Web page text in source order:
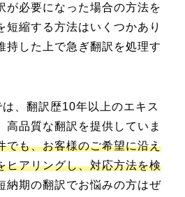
が必要になった場合の方法を
短縮する方法はいくつかあり
持した上で急ぎ翻訳を処理す
、翻訳歴10年以上のエキス
高品質な翻訳を提供していま
でも、お客様のご希望に沿え
ヒアリングし、対応方法を検
納期の翻訳でお悩みの方はぜ